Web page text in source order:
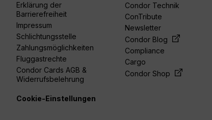
Erklärung der
Barrierefreiheit
Impressum
Schlichtungsstelle
Zahlungsmöglichkeiten
Fluggastrechte
Condor Cards AGB &
Widerrufsbelehrung
Condor Technik
ConTribute
Newsletter
Condor Blog
Compliance
Cargo
Condor Shop
Cookie-Einstellungen